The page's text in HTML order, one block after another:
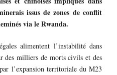
issus de zones de conflit
via le Rwanda.
alimentent l’instabilité dans
des milliers de morts civils et des
l’expansion territoriale du M23